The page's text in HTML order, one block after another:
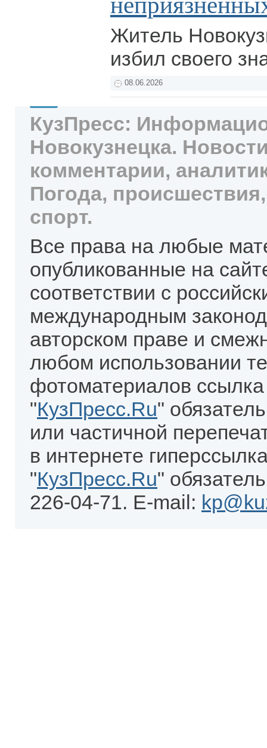
Житель
избил своего
08.06.2026
КузПресс:
Новокузнецка.
комментарии,
Погода,
спорт.
Все права на любые
опубликованные на
соответствии с
международным
авторском праве и
любом использовании
фотоматериалов
"КузПресс.Ru"
или частичной
в интернете
"КузПресс.Ru"
226-04-71. E-mail: